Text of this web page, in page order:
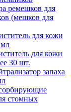
ремешков для
(мешков для
для кожи
мл
для кожи
30 шт.
запаха
стомных